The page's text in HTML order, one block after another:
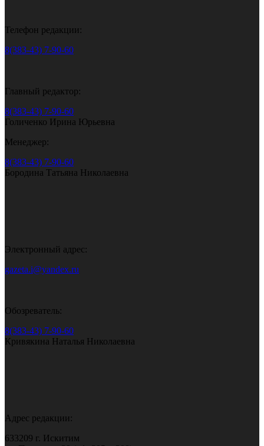
Телефон редакции:
8(383-43) 7-90-60
Главный редактор:
8(383-43) 7-90-60
Голиченко Ирина Юрьевна
Менеджер:
8(383-43) 7-90-60
Бородина Татьяна Николаевна
Электронный адрес:
gazeta.i@yandex.ru
Обозреватель:
8(383-43) 7-90-60
Кривякина Наталья Николаевна
Адрес редакции:
633209 г. Искитим